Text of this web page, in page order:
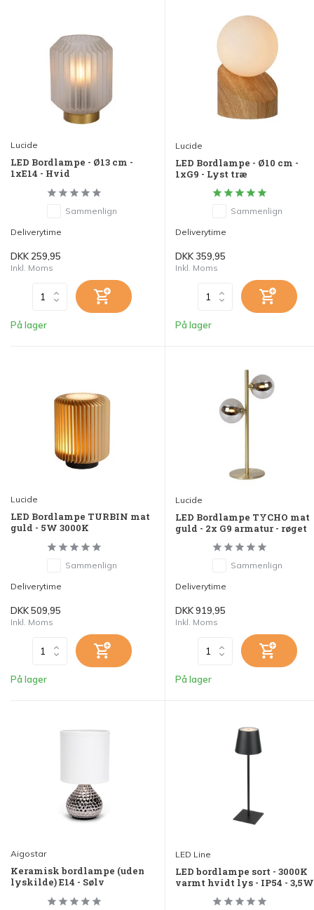
Lucide
LED Bordlampe - Ø13 cm -
1xE14 - Hvid
Sammenlign
Deliverytime
DKK 259,95
Inkl. Moms
På lager
Lucide
LED Bordlampe - Ø10 cm -
1xG9 - Lyst træ
Sammenlign
Deliverytime
DKK 359,95
Inkl. Moms
På lager
Lucide
LED Bordlampe TURBIN mat
guld - 5W 3000K
Sammenlign
Deliverytime
DKK 509,95
Inkl. Moms
På lager
Lucide
LED Bordlampe TYCHO mat
guld - 2x G9 armatur - røget
Sammenlign
Deliverytime
DKK 919,95
Inkl. Moms
På lager
Aigostar
Keramisk bordlampe (uden
lyskilde) E14 - Sølv
LED Line
LED bordlampe sort - 3000K
varmt hvidt lys - IP54 - 3,5W